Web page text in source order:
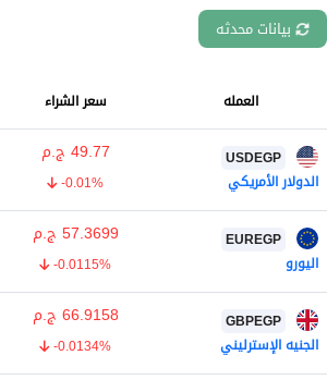
بيانات محدثه
العمله سعر الشراء
USDEGP
الدولار الأمريكي
49.77 ج.م
-0.01%
EUREGP
اليورو
57.3699 ج.م
-0.0115%
GBPEGP
الجنيه الإسترليني
66.9158 ج.م
-0.0134%